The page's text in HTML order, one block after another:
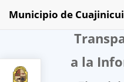
Municipio de
a la